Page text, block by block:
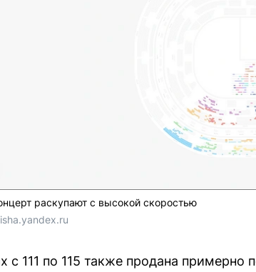
раскупают с высокой скоростью
с 111 по 115 также продана